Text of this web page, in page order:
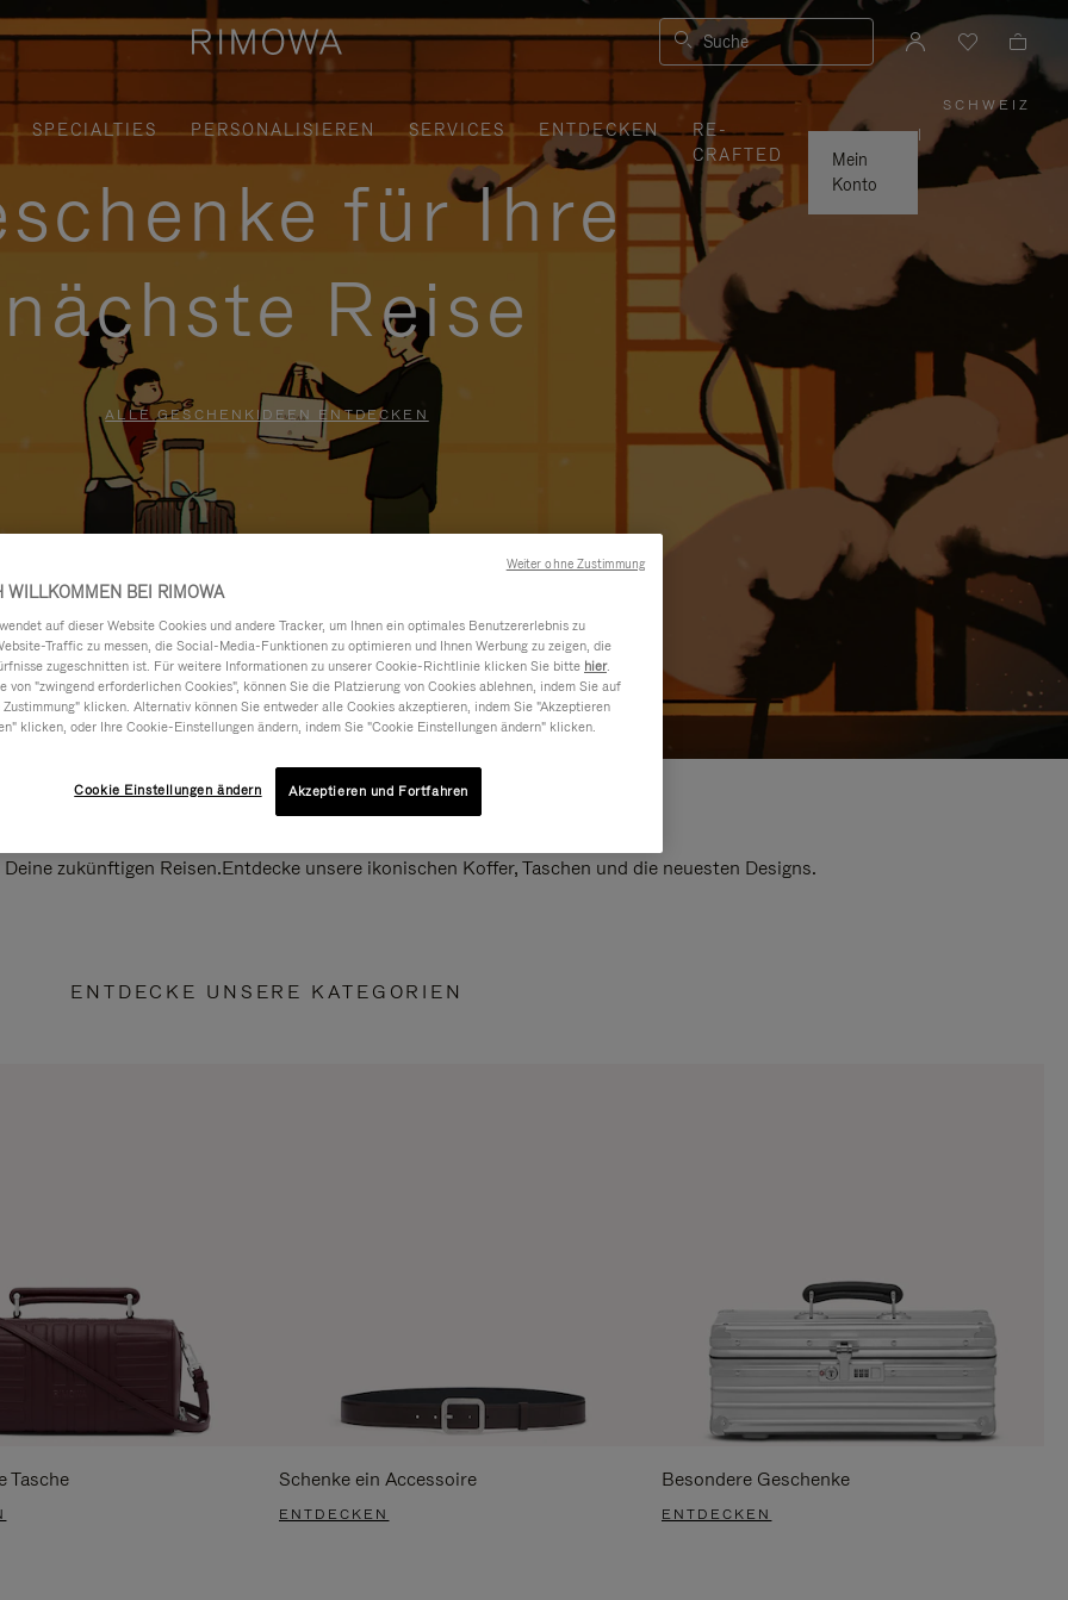
Suche
SPECIALTIES PERSONALISIEREN SERVICES ENTDECKEN
RE-
CRAFTED
Mein
Konto
SCHWEIZ
,
WÄHLEN
IHRE
REGION
AUS
|
für Ihre
nächste Reise
ALLE GESCHENKIDEEN ENTDECKEN
zukünftigen Reisen.Entdecke unsere ikonischen Koffer, Taschen und die neuesten Designs.
ENTDECKE UNSERE KATEGORIEN
Tasche Schenke ein Accessoire
ENTDECKEN
Besondere Geschenke
ENTDECKEN
WILLKOMMEN BEI RIMOWA
auf dieser Website Cookies und andere Tracker, um Ihnen ein optimales Benutzererlebnis zu
Traffic zu messen, die Social-Media-Funktionen zu optimieren und Ihnen Werbung zu zeigen, die
zugeschnitten ist. Für weitere Informationen zu unserer Cookie-Richtlinie klicken Sie bitte hier.
von "zwingend erforderlichen Cookies", können Sie die Platzierung von Cookies ablehnen, indem Sie auf
klicken. Alternativ können Sie entweder alle Cookies akzeptieren, indem Sie "Akzeptieren
klicken, oder Ihre Cookie-Einstellungen ändern, indem Sie "Cookie Einstellungen ändern" klicken.
Cookie Einstellungen ändern Akzeptieren und Fortfahren
Weiter ohne Zustimmung